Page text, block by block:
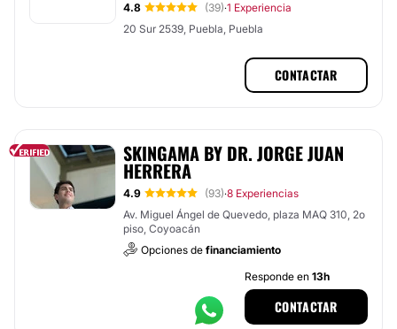
4.8 (39)·1 Experiencia
20 Sur 2539, Puebla, Puebla
CONTACTAR
SKINGAMA BY DR. JORGE JUAN
HERRERA
4.9 (93)·8 Experiencias
Av. Miguel Ángel de Quevedo, plaza MAQ 310, 2o
piso, Coyoacán
Opciones de financiamiento
Responde en 13h
CONTACTAR